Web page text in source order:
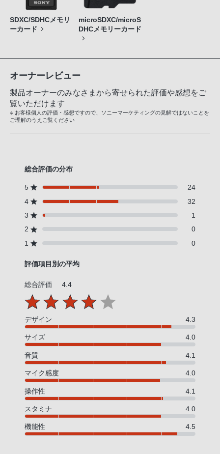
SDXC/SDHCメモリ
ーカード
microSDXC/microS
DHCメモリーカード
オーナーレビュー
製品オーナーのみなさまから寄せられた評価や感想をご
覧いただけます
※ お客様個人の評価・感想ですので、ソニーマーケティングの見解ではないことを
ご理解のうえご覧ください
総合評価の分布
5
24
4
32
3
1
2
0
1
0
評価項目別の平均
総合評価 4.4
デザイン 4.3
サイズ 4.0
音質 4.1
マイク感度 4.0
操作性 4.1
スタミナ 4.0
機能性 4.5